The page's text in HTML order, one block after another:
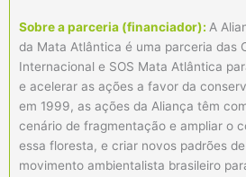
Sobre a parceria (financiador): A
da Mata Atlântica é uma parceria das
Internacional e SOS Mata Atlântica
e acelerar as ações a favor da
em 1999, as ações da Aliança têm
cenário de fragmentação e ampliar o
essa floresta, e criar novos padrões
movimento ambientalista brasileiro